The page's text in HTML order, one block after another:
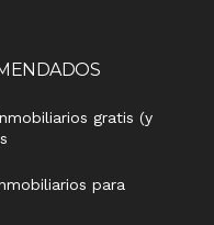
gratis (y
para